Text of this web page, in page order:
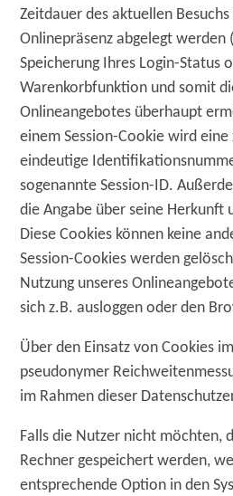
Zeitdauer des aktuellen
Onlinepräsenz abgelegt werden
Speicherung Ihres Login-Status
Warenkorbfunktion und somit
Onlineangebotes überhaupt
einem Session-Cookie wird
eindeutige
sogenannte Session-ID.
die Angabe über seine Herkunft
Diese Cookies können keine
Session-Cookies werden
Nutzung unseres
sich z.B. ausloggen oder den
Über den Einsatz von Cookies
pseudonymer
im Rahmen dieser
Falls die Nutzer nicht möchten,
Rechner gespeichert werden,
entsprechende Option in den